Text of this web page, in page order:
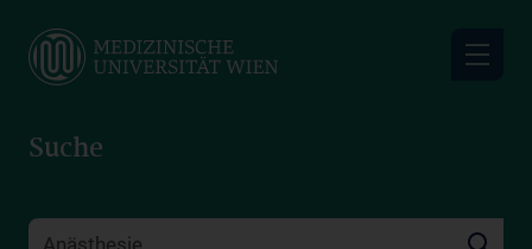
main
Suche